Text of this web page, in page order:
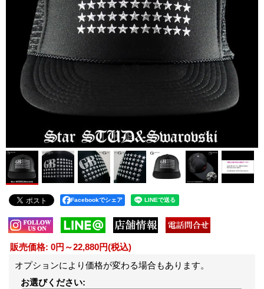
Facebookでシェア
販売価格: 0円～22,880円(税込)
オプションにより価格が変わる場合もあります。
お選びください: